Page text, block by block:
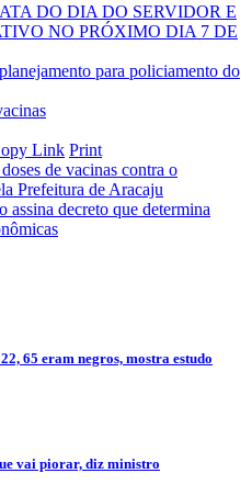
DO DIA DO SERVIDOR E
NO PRÓXIMO DIA 7 DE
para policiamento do
Link Print
de vacinas contra o
Prefeitura de Aracaju
assina decreto que determina
65 eram negros, mostra estudo
vai piorar, diz ministro